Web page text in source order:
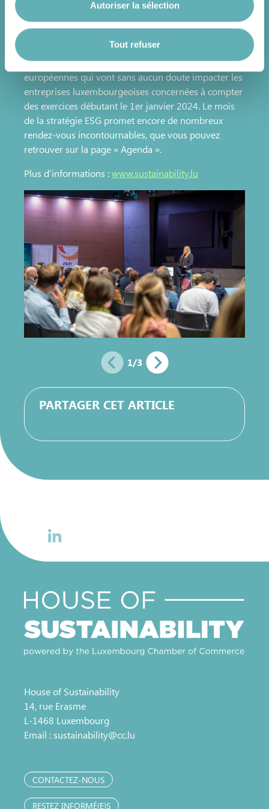
Vous avez la possibilité de modifier ou retirer votre
consentement à tout moment en cliquant sur l’icône
flottante en bas à gauche de chaque page.
Pour de plus amples informations sur la manière dont
nous utilisons les cookies et sommes amenés à traiter
vos données personnelles, vous pouvez consulter notre
Charte d’usage des cookies
protection des données personnelles
Autoriser la sélection
Tout refuser
ensuite pu profiter d'un déjeuner de networking
convivial et échanger avec nos intervenants
Cet événement a offert aux participants une
compréhension approfondie des réglementations
européennes qui vont sans aucun doute impacter les
entreprises luxembourgeoises concernées à compter
des exercices débutant le 1er janvier 2024. Le mois
de la stratégie ESG promet encore de nombreux
rendez-vous incontournables, que vous pouvez
retrouver sur la page « Agenda ».
Plus d’informations :www.sustainability.lu
1/3
PARTAGER CET ARTICLE
House of Sustainability
14, rue Erasme
L-1468 Luxembourg
Email :sustainability@cc.lu
CONTACTEZ-NOUS
RESTEZ INFORMÉ(E)S